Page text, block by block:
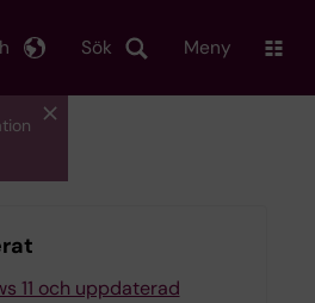
Sök Meny
11 och uppdaterad